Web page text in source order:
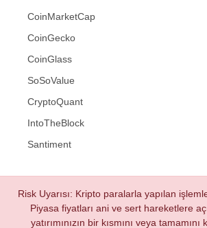
CoinMarketCap
CoinGecko
CoinGlass
SoSoValue
CryptoQuant
IntoTheBlock
Santiment
Risk Uyarısı: Kripto paralarla yapılan
Piyasa fiyatları ani ve sert hareketlere
yatırımınızın bir kısmını veya